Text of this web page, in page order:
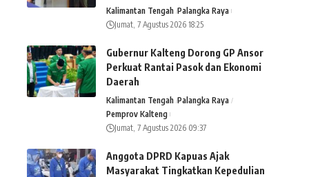
Kalimantan Tengah Palangka Raya
Jumat, 7 Agustus 2026 18:25
Gubernur Kalteng Dorong GP Ansor
Perkuat Rantai Pasok dan Ekonomi
Daerah
Kalimantan Tengah Palangka Raya
Pemprov Kalteng
Jumat, 7 Agustus 2026 09:37
Anggota DPRD Kapuas Ajak
Masyarakat Tingkatkan Kepedulian